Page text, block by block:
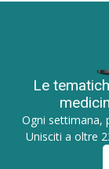
Le
Ogni settimana,
Unisciti a oltre